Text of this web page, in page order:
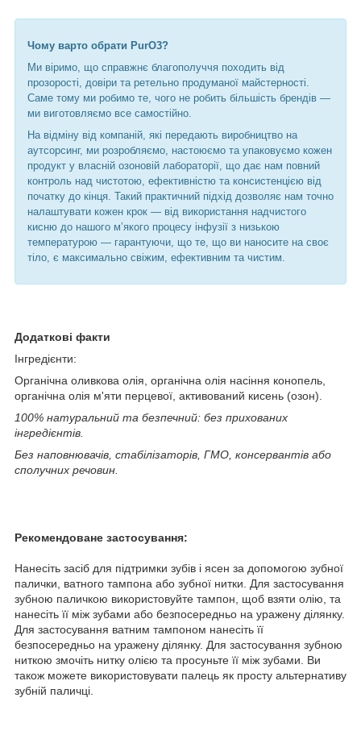
Чому варто обрати PurO3?
Ми віримо, що справжнє благополуччя походить від
прозорості, довіри та ретельно продуманої майстерності.
Саме тому ми робимо те, чого не робить більшість брендів —
ми виготовляємо все самостійно.
На відміну від компаній, які передають виробництво на
аутсорсинг, ми розробляємо, настоюємо та упаковуємо кожен
продукт у власній озоновій лабораторії, що дає нам повний
контроль над чистотою, ефективністю та консистенцією від
початку до кінця. Такий практичний підхід дозволяє нам точно
налаштувати кожен крок — від використання надчистого
кисню до нашого м’якого процесу інфузії з низькою
температурою — гарантуючи, що те, що ви наносите на своє
тіло, є максимально свіжим, ефективним та чистим.
Додаткові факти
Інгредієнти:
Органічна оливкова олія, органічна олія насіння конопель,
органічна олія м'яти перцевої, активований кисень (озон).
100% натуральний та безпечний: без прихованих
інгредієнтів.
Без наповнювачів, стабілізаторів, ГМО, консервантів або
сполучних речовин.
Рекомендоване застосування:
Нанесіть засіб для підтримки зубів і ясен за допомогою зубної
палички, ватного тампона або зубної нитки. Для застосування
зубною паличкою використовуйте тампон, щоб взяти олію, та
нанесіть її між зубами або безпосередньо на уражену ділянку.
Для застосування ватним тампоном нанесіть її
безпосередньо на уражену ділянку. Для застосування зубною
ниткою змочіть нитку олією та просуньте її між зубами. Ви
також можете використовувати палець як просту альтернативу
зубній паличці.